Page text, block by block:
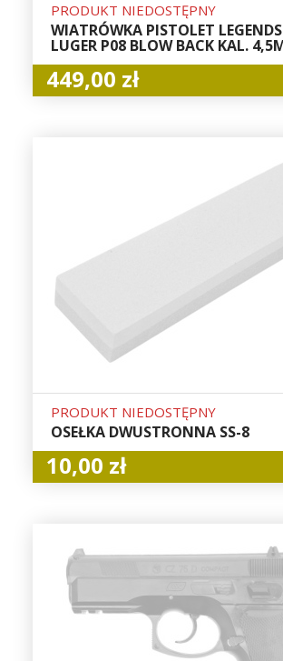
PRODUKT NIEDOSTĘPNY
WIATRÓWKA PISTOLET LEGENDS
LUGER P08 BLOW BACK KAL.
449,00 zł
PRODUKT NIEDOSTĘPNY
OSEŁKA DWUSTRONNA SS-8
10,00 zł